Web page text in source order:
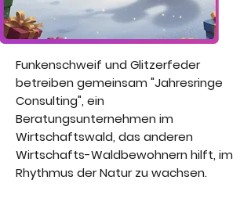
Funkenschweif und Glitzerfeder
betreiben gemeinsam "Jahresringe
Consulting", ein
Beratungsunternehmen im
Wirtschaftswald, das anderen
Wirtschafts-Waldbewohnern hilft, im
Rhythmus der Natur zu wachsen.